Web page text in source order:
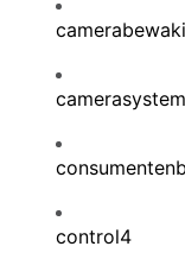
control4